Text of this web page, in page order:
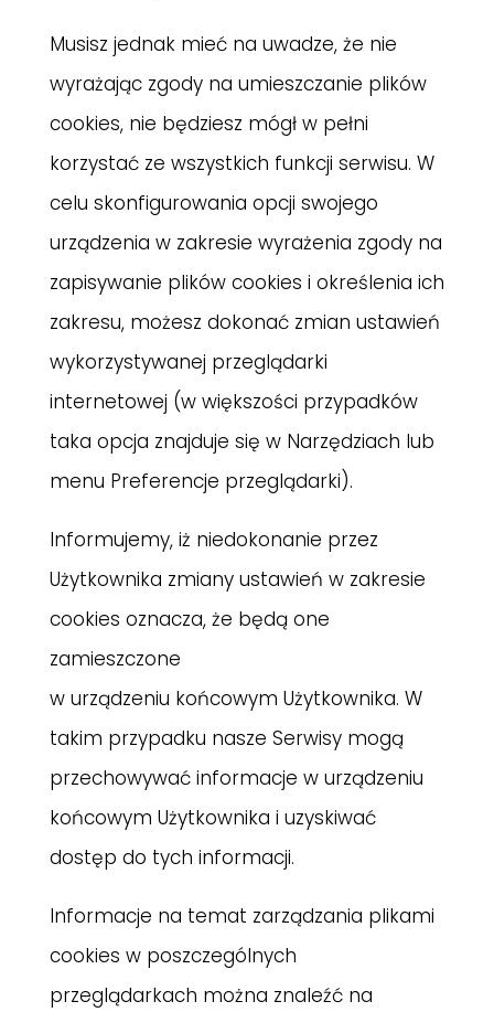
Musisz jednak mieć na uwadze, że nie
wyrażając zgody na umieszczanie plików
cookies, nie będziesz mógł w pełni
korzystać ze wszystkich funkcji serwisu. W
celu skonfigurowania opcji swojego
urządzenia w zakresie wyrażenia zgody na
zapisywanie plików cookies i określenia ich
zakresu, możesz dokonać zmian ustawień
wykorzystywanej przeglądarki
internetowej (w większości przypadków
taka opcja znajduje się w Narzędziach lub
menu Preferencje przeglądarki).
Informujemy, iż niedokonanie przez
Użytkownika zmiany ustawień w zakresie
cookies oznacza, że będą one
zamieszczone
w urządzeniu końcowym Użytkownika. W
takim przypadku nasze Serwisy mogą
przechowywać informacje w urządzeniu
końcowym Użytkownika i uzyskiwać
dostęp do tych informacji.
Informacje na temat zarządzania plikami
cookies w poszczególnych
przeglądarkach można znaleźć na